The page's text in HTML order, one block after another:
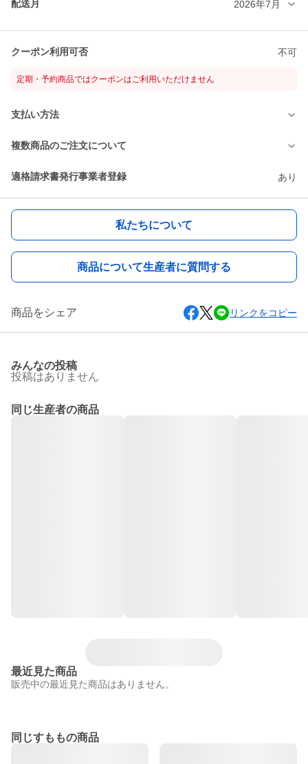
配送月 2026年7月
クーポン利用可否 不可
定期・予約商品ではクーポンはご利用いただけません
支払い方法
複数商品のご注文について
適格請求書発行事業者登録 あり
私たちについて
商品について生産者に質問する
商品をシェア リンクをコピー
みんなの投稿
投稿はありません
同じ生産者の商品
最近見た商品
販売中の最近見た商品はありません。
同じすももの商品